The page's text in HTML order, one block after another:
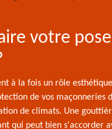
votre
à la fois un rôle
de vos maçonneries
de climats. Une
qui peut bien s'accorder